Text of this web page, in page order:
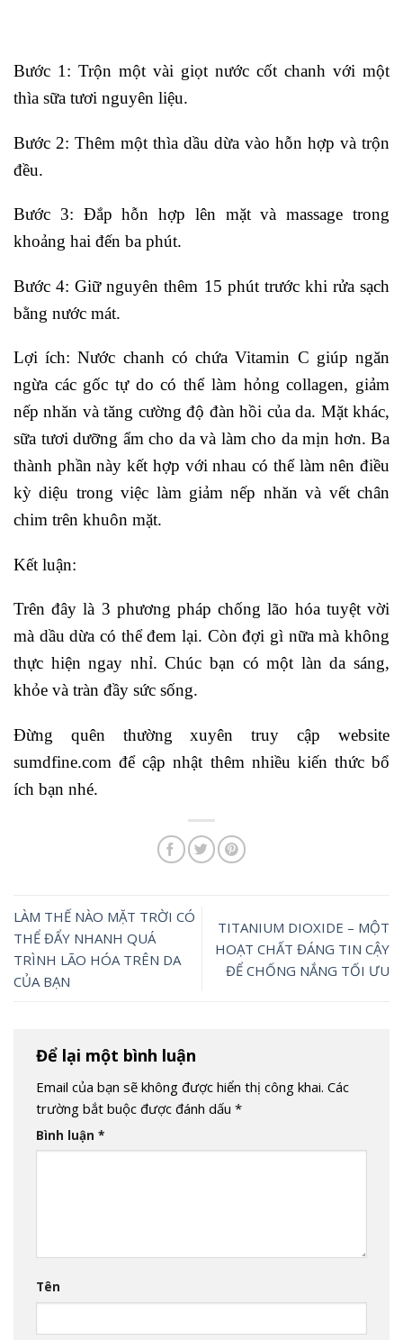
Bước 1: Trộn một vài giọt nước cốt chanh với một
thìa sữa tươi nguyên liệu.
Bước 2: Thêm một thìa dầu dừa vào hỗn hợp và trộn
đều.
Bước 3: Đắp hỗn hợp lên mặt và massage trong
khoảng hai đến ba phút.
Bước 4: Giữ nguyên thêm 15 phút trước khi rửa sạch
bằng nước mát.
Lợi ích: Nước chanh có chứa Vitamin C giúp ngăn
ngừa các gốc tự do có thể làm hỏng collagen, giảm
nếp nhăn và tăng cường độ đàn hồi của da. Mặt khác,
sữa tươi dưỡng ẩm cho da và làm cho da mịn hơn. Ba
thành phần này kết hợp với nhau có thể làm nên điều
kỳ diệu trong việc làm giảm nếp nhăn và vết chân
chim trên khuôn mặt.
Kết luận:
Trên đây là 3 phương pháp chống lão hóa tuyệt vời
mà dầu dừa có thể đem lại. Còn đợi gì nữa mà không
thực hiện ngay nhỉ. Chúc bạn có một làn da sáng,
khỏe và tràn đầy sức sống.
Đừng quên thường xuyên truy cập website
sumdfine.com để cập nhật thêm nhiều kiến thức bổ
ích bạn nhé.
LÀM THẾ NÀO MẶT TRỜI CÓ
THỂ ĐẨY NHANH QUÁ
TRÌNH LÃO HÓA TRÊN DA
CỦA BẠN
TITANIUM DIOXIDE – MỘT
HOẠT CHẤT ĐÁNG TIN CẬY
ĐỂ CHỐNG NẮNG TỐI ƯU
Để lại một bình luận
Email của bạn sẽ không được hiển thị công khai. Các
trường bắt buộc được đánh dấu *
Bình luận *
Tên